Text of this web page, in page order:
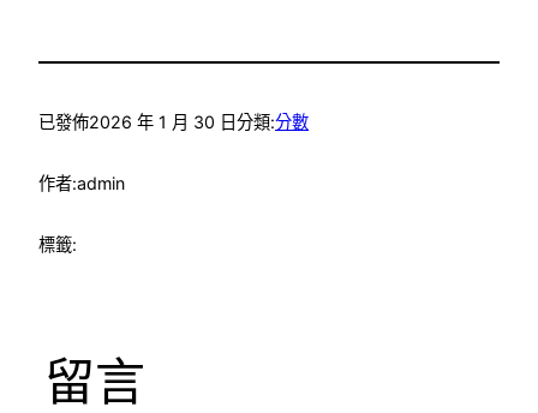
已發佈2026 年 1 月 30 日分類:分數
作者:admin
標籤:
留言